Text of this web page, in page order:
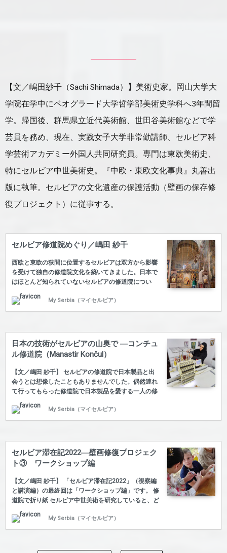
【文／嶋田紗千（Sachi Shimada）】美術史家。岡山大学大
学院在学中にベオグラード大学哲学部美術史学科へ3年間留
学。帰国後、群馬県立近代美術館、世田谷美術館などで学
芸員を務め、現在、実践女子大学非常勤講師、セルビア科
学芸術アカデミー外国人共同研究員。専門は東欧美術史、
特にセルビア中世美術史。『中欧・東欧文化事典』丸善出
版に執筆。セルビアの文化遺産の保護活動（壁画の保存修
復プロジェクト）に従事する。
セルビア修道院めぐり／嶋田 紗千
西欧と東欧の狭間に位置するセルビアは双方から影響
を受けて独自の修道院文化を築いてきました。日本で
はほとんど知られていないセルビアの修道院につい
て、現地に留学した経験をもつ美術史家の嶋田紗千さ
んが実際に訪れて、見て聞いて感じたことを綴りま
す。 【第8回】ツルナ・レカ修道院 【第7回】デチャ
【第3回】ソポチャニ修道院 【第2回】ジュルジェヴ
ィ・ストゥポヴィ修道院 【第1回】ストゥデニツァ修
道院 嶋田さんのビジュアルブック『中世セルビア聖堂
のフレスコ画が語るもの ― 図像・配置、そして 修復
―』…
My Serbia（マイセルビア）
日本の技術がセルビアの山奥で ―コンチュ
ル修道院（Manastir Končul）
【文／嶋田 紗千】 セルビアの修道院で日本製品と出
会うとは想像したこともありませんでした。偶然連れ
て行ってもらった修道院で日本製品を愛する一人の修
道女さんと知り合いました。 修道院の見えない壁 修
道院はなかなかハードルが高いところで、ただ教会を
訪れるだけならば、誰でも可能ですし、またお祈りに
撮影したい場合、教区から許可を得なければなりませ
ん。知り合いを通して頼むか、直接メールや電話で問
い合わせます（もちろん返信がないことも多々）。ま
た修道士さんや修道女さんとお話をするには仲介者が
必要です。ましてバックヤードの見学はそれなりに認
めていただかなくては…
My Serbia（マイセルビア）
セルビア滞在記2022―壁画修復プロジェク
ト③ ワークショップ編
【文／嶋田 紗千】 「セルビア滞在記2022」（視察編
と講演編）の最終回は「ワークショップ編」です。 修
道院で折り紙 セルビア中世美術を研究していると、ど
うしても山奥の修道院へフィールドワークで行かねば
なりません。思いがけず、地元の人々に助けてもらう
ことがよくあり、そのお礼として持っていた紙で折鶴
した。 そのため、近年千代紙を持参することから、そ
My Serbia（マイセルビア）